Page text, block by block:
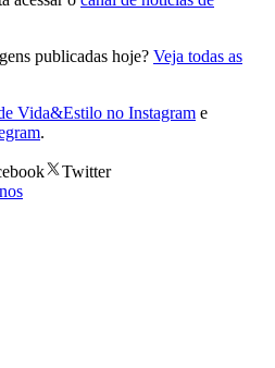
publicadas hoje? Veja todas as
Vida&Estilo no Instagram e
.
Twitter